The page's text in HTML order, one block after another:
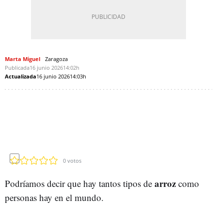
Marta Miguel
Zaragoza
Publicada16 junio 202614:02h
Actualizada16 junio 202614:03h
0 votos
Podríamos decir que hay tantos tipos de arroz como
personas hay en el mundo.